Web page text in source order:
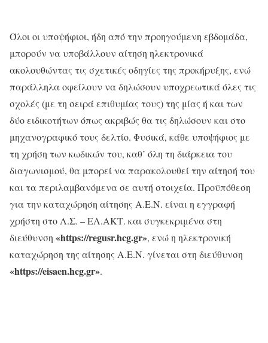
Όλοι οι υποψήφιοι, ήδη από την προηγούμενη εβδομάδα,
μπορούν να υποβάλλουν αίτηση ηλεκτρονικά
ακολουθώντας τις σχετικές οδηγίες της προκήρυξης, ενώ
παράλληλα οφείλουν να δηλώσουν υποχρεωτικά όλες τις
σχολές (με τη σειρά επιθυμίας τους) της μίας ή και των
δύο ειδικοτήτων όπως ακριβώς θα τις δηλώσουν και στο
μηχανογραφικό τους δελτίο. Φυσικά, κάθε υποψήφιος με
τη χρήση των κωδικών του, καθ’ όλη τη διάρκεια του
διαγωνισμού, θα μπορεί να παρακολουθεί την αίτησή του
και τα περιλαμβανόμενα σε αυτή στοιχεία. Προϋπόθεση
για την καταχώρηση αίτησης Α.Ε.Ν. είναι η εγγραφή
χρήστη στο Λ.Σ. – ΕΛ.ΑΚΤ. και συγκεκριμένα στη
διεύθυνση «https://regusr.hcg.gr», ενώ η ηλεκτρονική
καταχώρηση της αίτησης Α.Ε.Ν. γίνεται στη διεύθυνση
«https://eisaen.hcg.gr».